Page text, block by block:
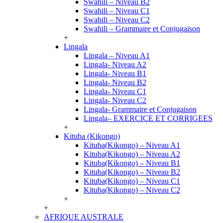
Swahili – Niveau B2
Swahili – Niveau C1
Swahili – Niveau C2
Swahili – Grammaire et Conjugaison
+
Lingala
Lingala – Niveau A1
Lingala- Niveau A2
Lingala- Niveau B1
Lingala- Niveau B2
Lingala- Niveau C1
Lingala- Niveau C2
Lingala- Grammaire et Conjugaison
Lingala– EXERCICE ET CORRIGEES
+
Kituba (Kikongo)
Kituba(Kikongo) – Niveau A1
Kituba(Kikongo) – Niveau A2
Kituba(Kikongo) – Niveau B1
Kituba(Kikongo) – Niveau B2
Kituba(Kikongo) – Niveau C1
Kituba(Kikongo) – Niveau C2
+
+
AFRIQUE AUSTRALE